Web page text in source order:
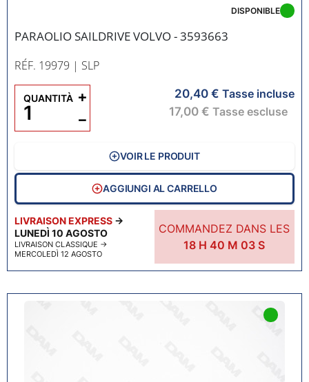
PARAOLIO SAILDRIVE VOLVO - 3593663
RÉF. 19979 | SLP
LIVRAISON EXPRESS →
LUNEDÌ 10 AGOSTO
LIVRAISON CLASSIQUE →
MERCOLEDÌ 12 AGOSTO
COMMANDEZ DANS LES
18 H40 M 02 S
DISPONIBLE
20,40 € Tasse incluse
17,00 € Tasse escluse
QUANTITÀ
−
+
VOIR LE PRODUIT
AGGIUNGI AL CARRELLO